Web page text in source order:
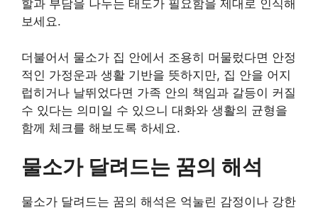
할과 부담을 나누는 태도가 필요함을 제대로 인식해
보세요.
더불어서 물소가 집 안에서 조용히 머물렀다면 안정
적인 가정운과 생활 기반을 뜻하지만, 집 안을 어지
럽히거나 날뛰었다면 가족 안의 책임과 갈등이 커질
수 있다는 의미일 수 있으니 대화와 생활의 균형을
함께 체크를 해보도록 하세요.
물소가 달려드는 꿈의 해석
물소가 달려드는 꿈의 해석은 억눌린 감정이나 강한